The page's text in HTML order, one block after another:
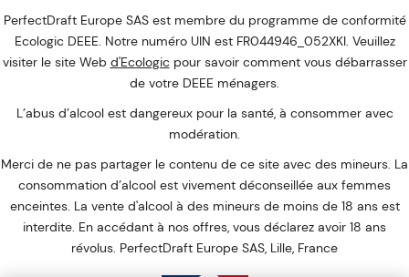
PerfectDraft Europe SAS est membre du programme de conformité
Ecologic DEEE. Notre numéro UIN est FR044946_052XKI. Veuillez
visiter le site Web d'Ecologic pour savoir comment vous débarrasser
de votre DEEE ménagers.
L’abus d’alcool est dangereux pour la santé, à consommer avec
modération.
Merci de ne pas partager le contenu de ce site avec des mineurs. La
consommation d’alcool est vivement déconseillée aux femmes
enceintes. La vente d'alcool à des mineurs de moins de 18 ans est
interdite. En accédant à nos offres, vous déclarez avoir 18 ans
révolus. PerfectDraft Europe SAS, Lille, France